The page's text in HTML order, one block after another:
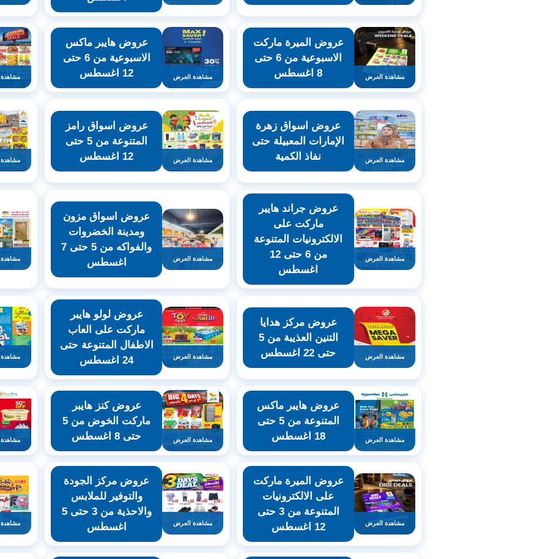
مشاهدة العرض
عروض الميرة ماركت
الاسبوعية من 6 حتى
8 اغسطس
مشاهدة العرض
عروض هايبر ماكس
الاسبوعية من 6 حتى
12 اغسطس
مشاهدة العرض
عروض اسواق زهرة
الإمارات المعبيلة حتى
نفاذ الكمية
مشاهدة العرض
عروض اسواق رامز
المتنوعة من 5 حتى
12 اغسطس
مشاهدة العرض
عروض جراند هايبر
ماركت على
الالكترونيات المتنوعة
من 6 حتى 12
اغسطس
مشاهدة العرض
عروض اسواق مزون
ومدينة الخضروات
والفواكه من 5 حتى 7
اغسطس
مشاهدة العرض
عروض مركز هدايا
التنين العذيبة من 5
حتى 22 اغسطس
مشاهدة العرض
عروض لولو هايبر
ماركت على العاب
الاطفال المتنوعة حتى
24 اغسطس
مشاهدة العرض
عروض هايبر ماكس
المتنوعة من 5 حتى
18 اغسطس
مشاهدة العرض
عروض كنز هايبر
ماركت الخوض من 5
حتى 8 اغسطس
مشاهدة العرض
عروض الميرة ماركت
على الالكترونيات
المتنوعة من 3 حتى
12 اغسطس
مشاهدة العرض
عروض مركز الجودة
والتوفير للملابس
والاحذية من 3 حتى 5
اغسطس